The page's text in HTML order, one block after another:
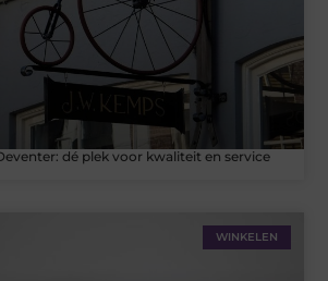
dé plek voor kwaliteit en service
WINKELEN